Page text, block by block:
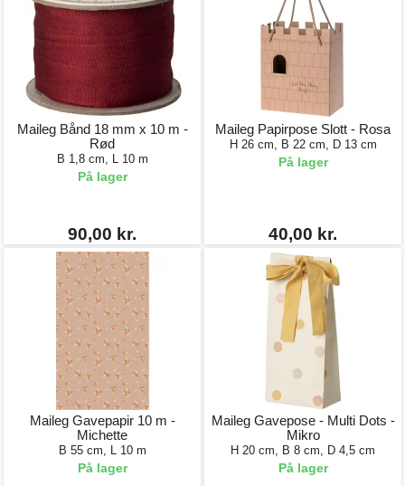
Maileg Bånd 18 mm x 10 m -
Rød
B 1,8 cm, L 10 m
På lager
90,00 kr.
Maileg Papirpose Slott - Rosa
H 26 cm, B 22 cm, D 13 cm
På lager
40,00 kr.
Maileg Gavepapir 10 m -
Michette
B 55 cm, L 10 m
På lager
Maileg Gavepose - Multi Dots -
Mikro
H 20 cm, B 8 cm, D 4,5 cm
På lager